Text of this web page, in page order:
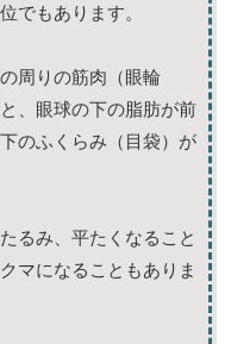
でもあります。
周りの筋肉（眼輪
、眼球の下の脂肪が前
のふくらみ（目袋）が
るみ、平たくなること
マになることもありま